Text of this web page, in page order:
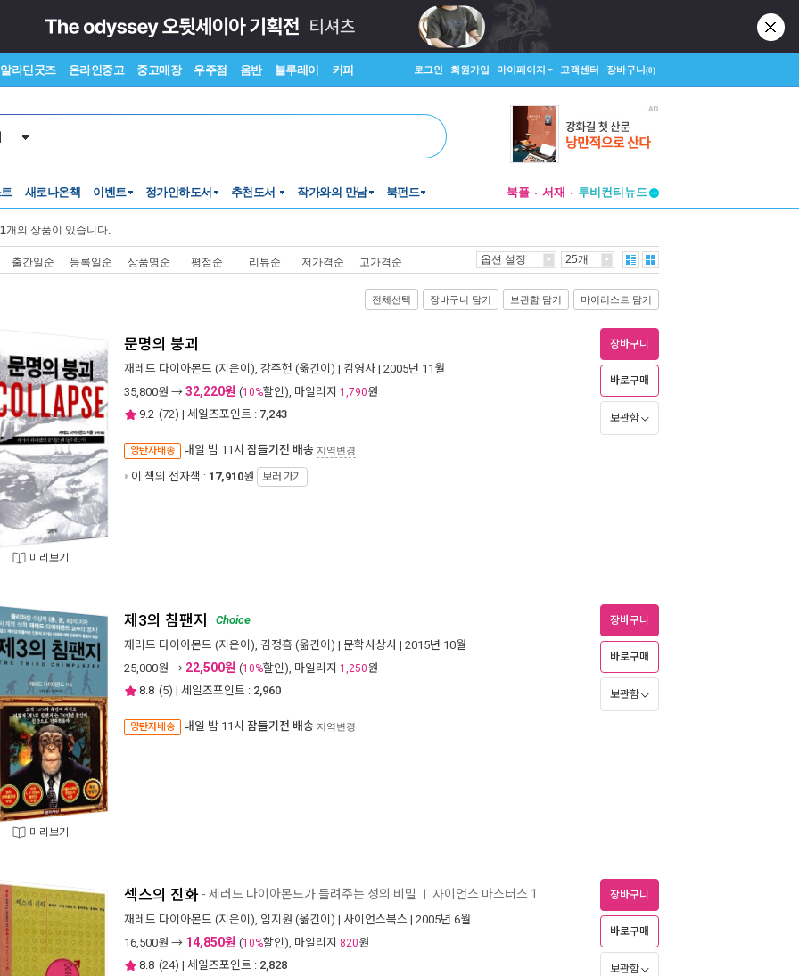
알라딘굿즈 온라인중고 중고매장 우주점 음반 블루레이 커피 로그인 회원가입 마이페이지 고객센터 장바구니(0)
새로나온책 이벤트 정가인하도서 추천도서 작가와의 만남 북펀드 북플 서재
투비컨티뉴드
개의 상품이 있습니다.
출간일순 등록일순 상품명순 평점순 리뷰순 저가격순 고가격순 옵션 설정 25개
전체선택 장바구니 담기 보관함 담기 마이리스트 담기
미리보기
문명의 붕괴
재레드 다이아몬드 (지은이), 강주헌 (옮긴이) | 김영사 | 2005년 11월
35,800원 → 32,220원 (10%할인), 마일리지 1,790원
9.2 (72) | 세일즈포인트 : 7,243
양탄자배송 내일 밤 11시 잠들기전 배송 지역변경
이 책의 전자책 : 17,910원 보러 가기
장바구니
바로구매
보관함
미리보기
제3의 침팬지
Choice
재러드 다이아몬드 (지은이), 김정흠 (옮긴이) | 문학사상사 | 2015년 10월
25,000원 → 22,500원 (10%할인), 마일리지 1,250원
8.8 (5) | 세일즈포인트 : 2,960
양탄자배송 내일 밤 11시 잠들기전 배송 지역변경
장바구니
바로구매
보관함
섹스의 진화 - 제러드 다이아몬드가 들려주는 성의 비밀 사이언스 마스터스 1
재레드 다이아몬드 (지은이), 임지원 (옮긴이) | 사이언스북스 | 2005년 6월
16,500원 → 14,850원 (10%할인), 마일리지 820원
8.8 (24) | 세일즈포인트 : 2,828
장바구니
바로구매
보관함